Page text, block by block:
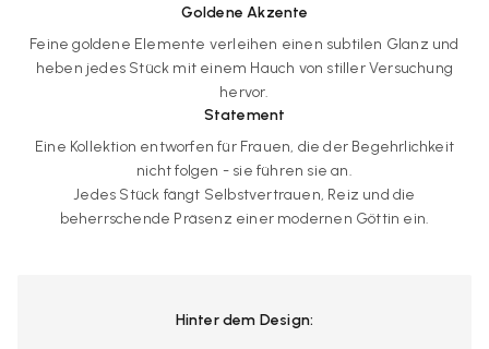
Goldene Akzente
Feine goldene Elemente verleihen einen subtilen Glanz und
heben jedes Stück mit einem Hauch von stiller Versuchung
hervor.
Statement
Eine Kollektion entworfen für Frauen, die der Begehrlichkeit
nicht folgen - sie führen sie an.
Jedes Stück fängt Selbstvertrauen, Reiz und die
beherrschende Präsenz einer modernen Göttin ein.
Hinter dem Design: